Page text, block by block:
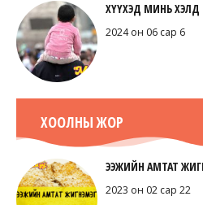
ХҮҮХЭД МИНЬ
2024 он 06 сар 6
ХООЛНЫ ЖОР
ЭЭЖИЙН АМТАТ
2023 он 02 сар 22